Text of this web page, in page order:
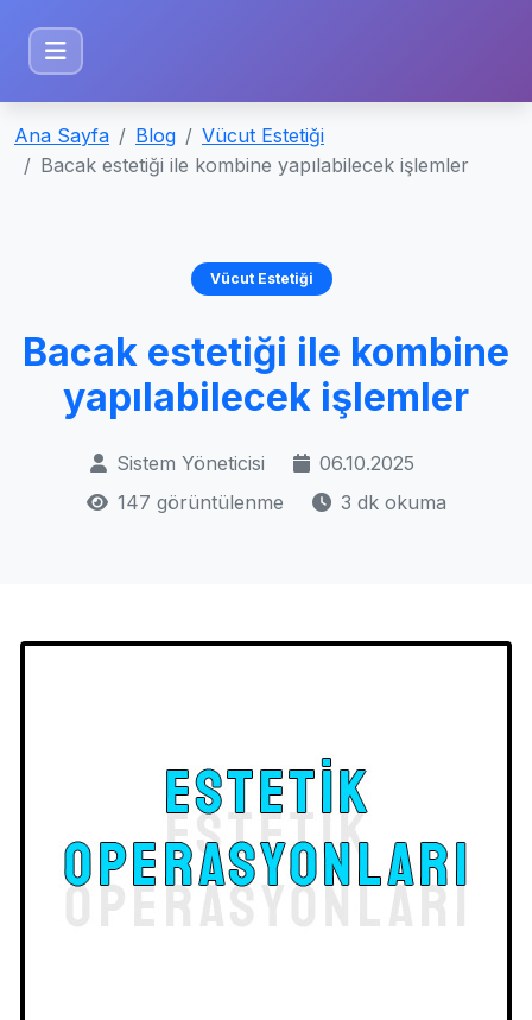
Ana Sayfa Blog
Vücut Estetiği
Bacak estetiği ile kombine yapılabilecek işlemler
Vücut Estetiği
Bacak estetiği ile kombine
yapılabilecek işlemler
Sistem Yöneticisi
06.10.2025
147 görüntülenme
3 dk okuma